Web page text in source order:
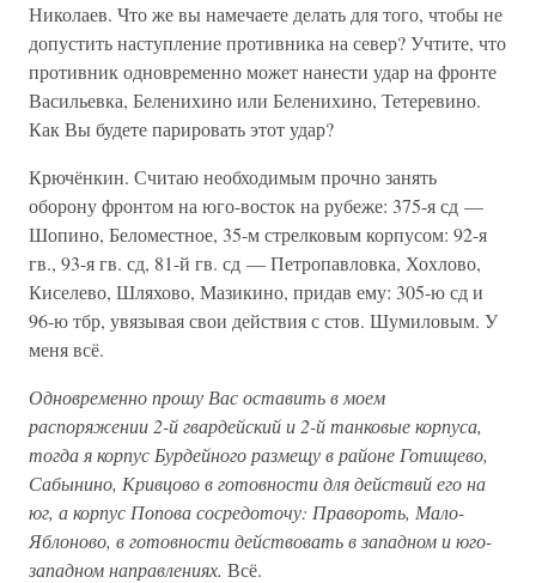
Николаев. Что же вы намечаете делать для того, чтобы не
допустить наступление противника на север? Учтите, что
противник одновременно может нанести удар на фронте
Васильевка, Беленихино или Беленихино, Тетеревино.
Как Вы будете парировать этот удар?
Крючёнкин. Считаю необходимым прочно занять
оборону фронтом на юго-восток на рубеже: 375-я сд —
Шопино, Беломестное, 35-м стрелковым корпусом: 92-я
гв., 93-я гв. сд, 81-й гв. сд — Петропавловка, Хохлово,
Киселево, Шляхово, Мазикино, придав ему: 305-ю сд и
96-ю тбр, увязывая свои действия с стов. Шумиловым. У
меня всё.
Одновременно прошу Вас оставить в моем
распоряжении 2-й гвардейский и 2-й танковые корпуса,
тогда я корпус Бурдейного размещу в районе Готищево,
Сабынино, Кривцово в готовности для действий его на
юг, а корпус Попова сосредоточу: Правороть, Мало-
Яблоново, в готовности действовать в западном и юго-
западном направлениях. Всё.